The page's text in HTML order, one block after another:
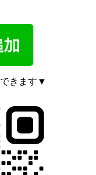
きます▼